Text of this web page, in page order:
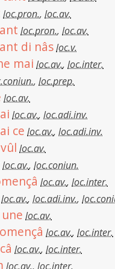
loc.pron., loc.av.
loc.pron., loc.av.
di nâsloc.v.
mai loc.av., loc.inter.
, loc.prep.
loc.av.
loc.av., loc.adi.inv.
ce loc.av., loc.adi.inv.
loc.av.
loc.av., loc.coniun.
loc.av., loc.inter.
loc.av., loc.adi.inv.,
loc.av.
loc.av., loc.inter.
loc.av., loc.inter.
loc.av., loc.inter.